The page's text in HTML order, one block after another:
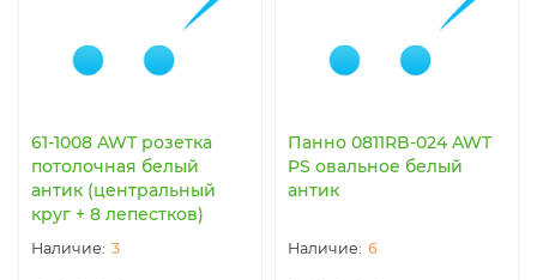
61-1008 AWT розетка
потолочная белый
антик (центральный
круг + 8 лепестков)
3
Панно 0811RB-024 AWT
PS овальное белый
антик
6